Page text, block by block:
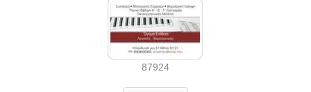
87924